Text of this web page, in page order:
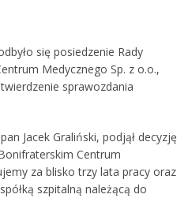
się posiedzenie Rady
Medycznego Sp. z o.o.,
sprawozdania
Jacek Graliński, podjął decyzję
Centrum
za blisko trzy lata pracy oraz
szpitalną należącą do